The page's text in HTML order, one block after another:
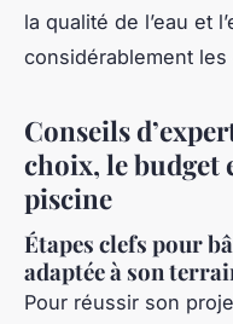
la qualité de l’eau et
considérablement les
Conseils
choix, le budget
piscine
Étapes clefs pour
adaptée à son
Pour réussir son